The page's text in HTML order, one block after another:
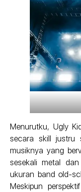
Menurutku, Ugly
secara skill justru
musiknya yang
sesekali metal
ukuran band old-
Meskipun